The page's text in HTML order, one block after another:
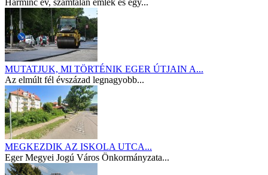
MUTATJUK, MI TÖRTÉNIK EGER ÚTJAIN A...
Az elmúlt fél évszázad legnagyobb...
MEGKEZDIK AZ ISKOLA UTCA...
Eger Megyei Jogú Város Önkormányzata...